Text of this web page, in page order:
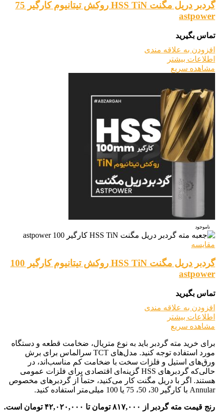
گردبر دریل مگنت HSS TiN روکش تیتانیوم کارگیر 75
astpower
تماس بگیرید
افزودن به علاقه مندی
اطلاعات بیشتر
مشاهده سریع
ناموجود
مقایسه
گردبر دریل مگنت HSS TiN روکش تیتانیوم کارگیر 100
astpower
تماس بگیرید
افزودن به علاقه مندی
اطلاعات بیشتر
مشاهده سریع
برای خرید مته گردبر باید به نوع متریال، ضخامت قطعه و دستگاه
مورد استفاده توجه کنید. مدل‌های TCT سرالماس برای برش
ورق‌های استیل و فلزات سخت با ضخامت کم مناسب‌اند، در
حالی‌که گردبرهای HSS گزینه‌ای اقتصادی برای فلزات عمومی
هستند. اگر با دریل مگنت کار می‌کنید، حتماً از گردبرهای مخصوص
Annular با کارگیر 30، 50، 75 یا 100 میلی‌متر استفاده کنید.
رنج قیمت مته گردبر از ۸۱۷,۰۰۰ تومان تا ۴۲,۰۲۰,۰۰۰ تومان است.